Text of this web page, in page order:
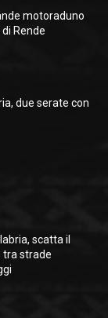
motoraduno
Rende
due serate con
scatta il
tra strade